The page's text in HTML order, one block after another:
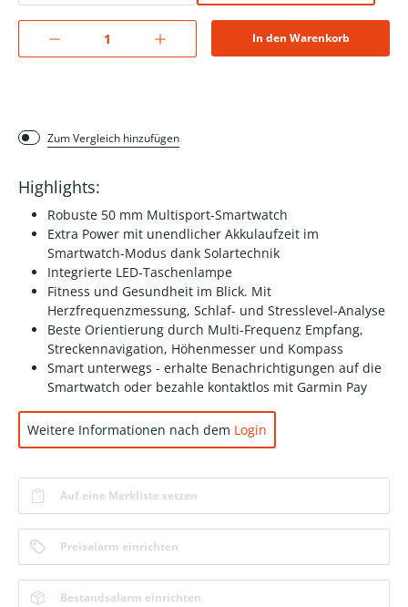
In den Warenkorb
Zum Vergleich hinzufügen
Highlights:
Robuste 50 mm Multisport-Smartwatch
Extra Power mit unendlicher Akkulaufzeit im
Smartwatch-Modus dank Solartechnik
Integrierte LED-Taschenlampe
Fitness und Gesundheit im Blick. Mit
Herzfrequenzmessung, Schlaf- und Stresslevel-Analyse
Beste Orientierung durch Multi-Frequenz Empfang,
Streckennavigation, Höhenmesser und Kompass
Smart unterwegs - erhalte Benachrichtigungen auf die
Smartwatch oder bezahle kontaktlos mit Garmin Pay
Weitere Informationen nach dem Login
Auf eine Merkliste setzen
Preisalarm einrichten
Bestandsalarm einrichten